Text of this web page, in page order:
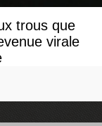
trous que
virale